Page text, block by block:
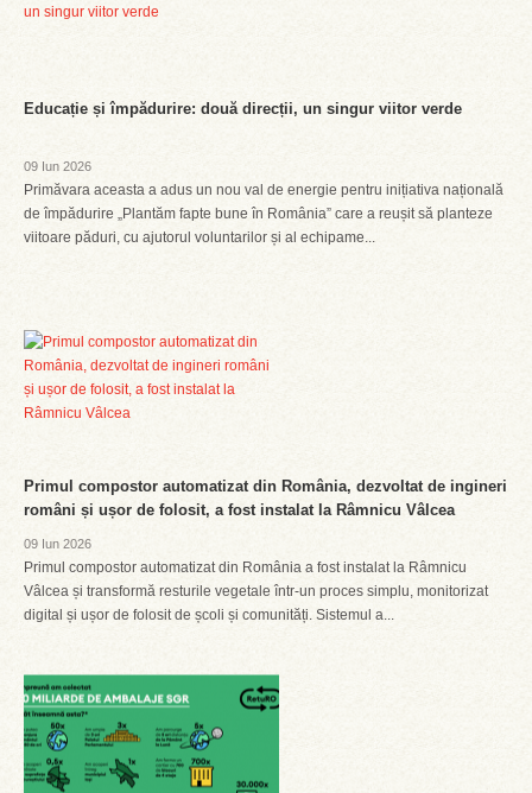
Educație și împădurire: două direcții, un singur viitor verde
09 Iun 2026
Primăvara aceasta a adus un nou val de energie pentru inițiativa națională
de împădurire „Plantăm fapte bune în România” care a reușit să planteze
viitoare păduri, cu ajutorul voluntarilor și al echipame...
Primul compostor automatizat din România, dezvoltat de ingineri
români și ușor de folosit, a fost instalat la Râmnicu Vâlcea
09 Iun 2026
Primul compostor automatizat din România a fost instalat la Râmnicu
Vâlcea și transformă resturile vegetale într-un proces simplu, monitorizat
digital și ușor de folosit de școli și comunități. Sistemul a...